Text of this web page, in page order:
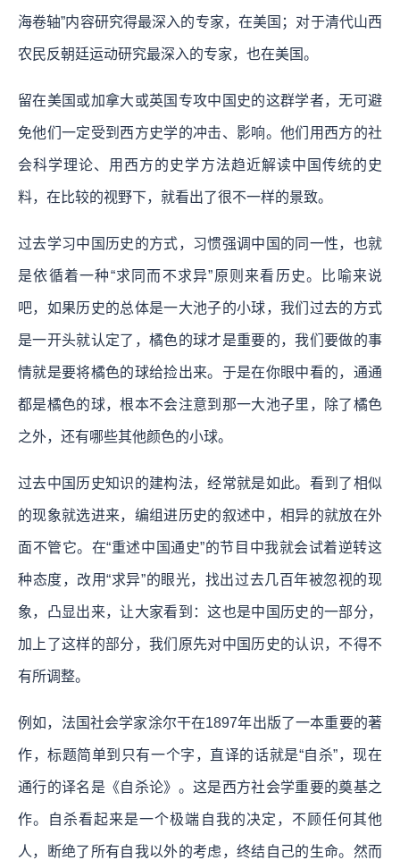
海卷轴”内容研究得最深入的专家，在美国；对于清代山西
农民反朝廷运动研究最深入的专家，也在美国。
留在美国或加拿大或英国专攻中国史的这群学者，无可避
免他们一定受到西方史学的冲击、影响。他们用西方的社
会科学理论、用西方的史学方法趋近解读中国传统的史
料，在比较的视野下，就看出了很不一样的景致。
过去学习中国历史的方式，习惯强调中国的同一性，也就
是依循着一种“求同而不求异”原则来看历史。比喻来说
吧，如果历史的总体是一大池子的小球，我们过去的方式
是一开头就认定了，橘色的球才是重要的，我们要做的事
情就是要将橘色的球给捡出来。于是在你眼中看的，通通
都是橘色的球，根本不会注意到那一大池子里，除了橘色
之外，还有哪些其他颜色的小球。
过去中国历史知识的建构法，经常就是如此。看到了相似
的现象就选进来，编组进历史的叙述中，相异的就放在外
面不管它。在“重述中国通史”的节目中我就会试着逆转这
种态度，改用“求异”的眼光，找出过去几百年被忽视的现
象，凸显出来，让大家看到：这也是中国历史的一部分，
加上了这样的部分，我们原先对中国历史的认识，不得不
有所调整。
例如，法国社会学家涂尔干在1897年出版了一本重要的著
作，标题简单到只有一个字，直译的话就是“自杀”，现在
通行的译名是《自杀论》。这是西方社会学重要的奠基之
作。自杀看起来是一个极端自我的决定，不顾任何其他
人，断绝了所有自我以外的考虑，终结自己的生命。然而